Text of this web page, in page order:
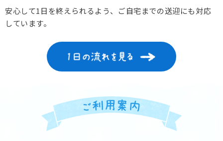
安心して1日を終えられるよう、ご自宅までの送迎にも対応
しています。